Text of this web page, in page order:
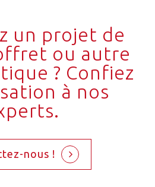
un projet de
ou autre
? Confiez
à nos
nous !